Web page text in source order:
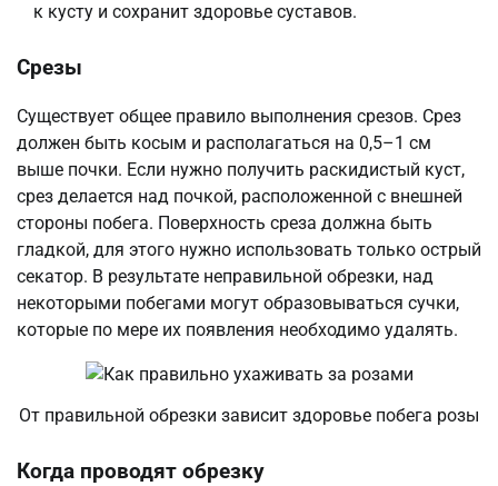
к кусту и сохранит здоровье суставов.
Срезы
Существует общее правило выполнения срезов. Срез
должен быть косым и располагаться на 0,5–1 см
выше почки. Если нужно получить раскидистый куст,
срез делается над почкой, расположенной с внешней
стороны побега. Поверхность среза должна быть
гладкой, для этого нужно использовать только острый
секатор. В результате неправильной обрезки, над
некоторыми побегами могут образовываться сучки,
которые по мере их появления необходимо удалять.
От правильной обрезки зависит здоровье побега розы
Когда проводят обрезку